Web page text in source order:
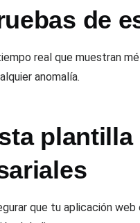
de
real que muestran
anomalía.
que tu aplicación